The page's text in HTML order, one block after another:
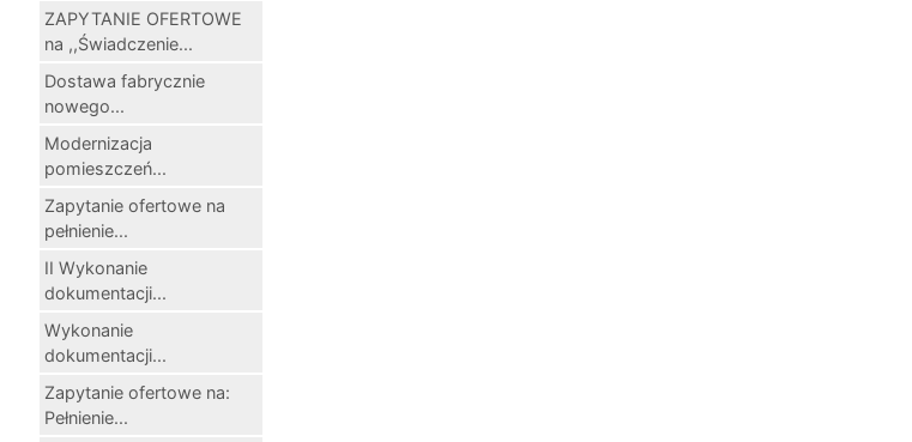
ZAPYTANIE OFERTOWE
na ,,Świadczenie...
Dostawa fabrycznie
nowego...
Modernizacja
pomieszczeń...
Zapytanie ofertowe na
pełnienie...
II Wykonanie
dokumentacji...
Wykonanie
dokumentacji...
Zapytanie ofertowe na:
Pełnienie...